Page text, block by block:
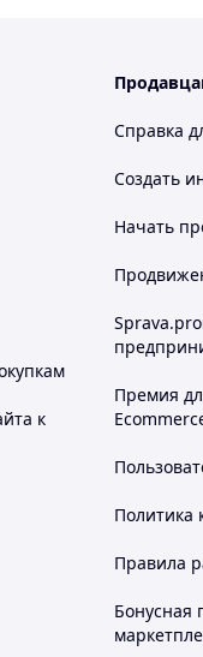
к
Справка
Создать
Начать
Премия
Политика
Правила
Бонусная